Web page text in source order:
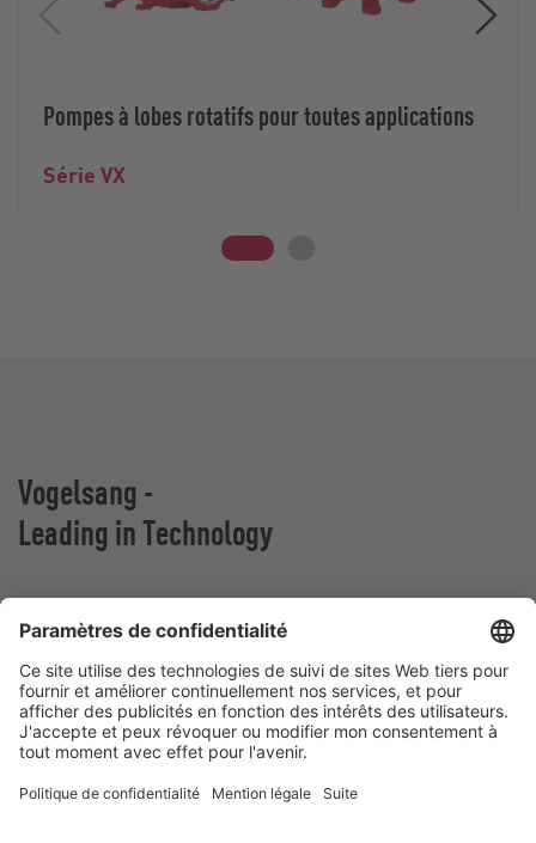
Pompes à lobes rotatifs pour toutes applications
Série VX
Vogelsang -
Leading in Technology
VOGELSANG BELGIUM N.V.
Slingerstraat 50
8820 Torhout
Belgique